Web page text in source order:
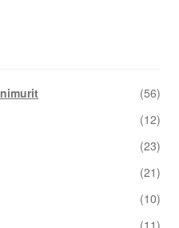
(56)
(12)
(23)
(21)
(10)
(11)